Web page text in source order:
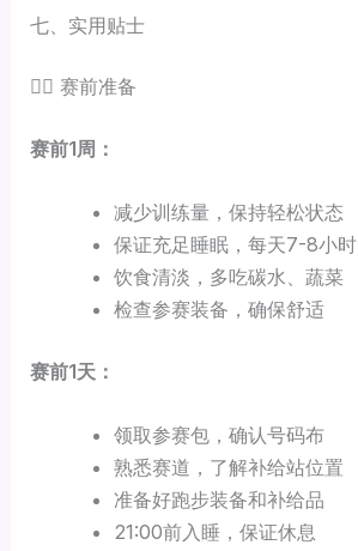
七、实用贴士
🏃‍♂️ 赛前准备
赛前1周：
减少训练量，保持轻松状态
保证充足睡眠，每天7-8小时
饮食清淡，多吃碳水、蔬菜
检查参赛装备，确保舒适
赛前1天：
领取参赛包，确认号码布
熟悉赛道，了解补给站位置
准备好跑步装备和补给品
21:00前入睡，保证休息